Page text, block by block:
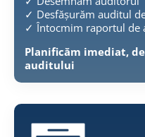
✓ Desfășurăm auditul
✓ Întocmim raportul de
Planificăm imediat,
auditului